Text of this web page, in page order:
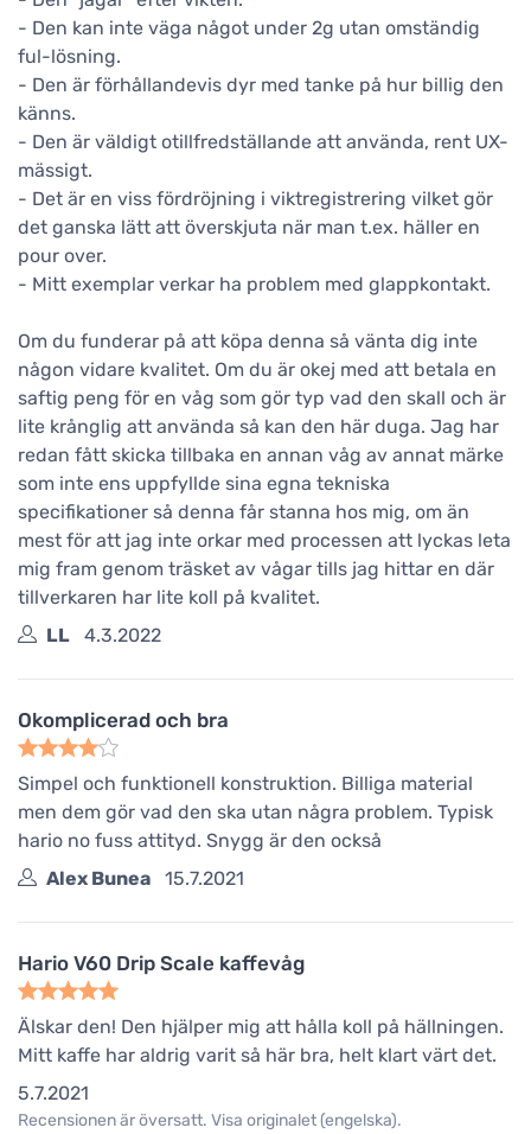
- Den kan inte väga något under 2g utan omständig
ful-lösning.
- Den är förhållandevis dyr med tanke på hur billig den
känns.
- Den är väldigt otillfredställande att använda, rent UX-
mässigt.
- Det är en viss fördröjning i viktregistrering vilket gör
det ganska lätt att överskjuta när man t.ex. häller en
pour over.
- Mitt exemplar verkar ha problem med glappkontakt.
Om du funderar på att köpa denna så vänta dig inte
någon vidare kvalitet. Om du är okej med att betala en
saftig peng för en våg som gör typ vad den skall och är
lite krånglig att använda så kan den här duga. Jag har
redan fått skicka tillbaka en annan våg av annat märke
som inte ens uppfyllde sina egna tekniska
specifikationer så denna får stanna hos mig, om än
mest för att jag inte orkar med processen att lyckas leta
mig fram genom träsket av vågar tills jag hittar en där
tillverkaren har lite koll på kvalitet.
LL
4.3.2022
Okomplicerad och bra
Simpel och funktionell konstruktion. Billiga material
men dem gör vad den ska utan några problem. Typisk
hario no fuss attityd. Snygg är den också
Alex Bunea
15.7.2021
Hario V60 Drip Scale kaffevåg
Älskar den! Den hjälper mig att hålla koll på hällningen.
Mitt kaffe har aldrig varit så här bra, helt klart värt det.
5.7.2021
Recensionen är översatt. Visa originalet (engelska).